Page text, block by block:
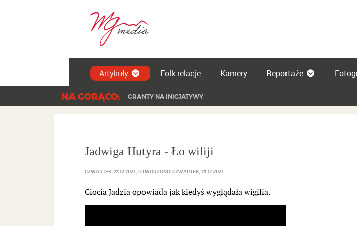
Artykuły Folk-relacje Kamery Reportaże
NA GORĄCO: GRANTY NA INICJATYWY
Jadwiga Hutyra - Ło wiliji
CZWARTEK, 23 12 2021 UTWORZONO: CZWARTEK, 23 12 2021
Ciocia Jadzia opowiada jak kiedyś wyglądała wigilia.